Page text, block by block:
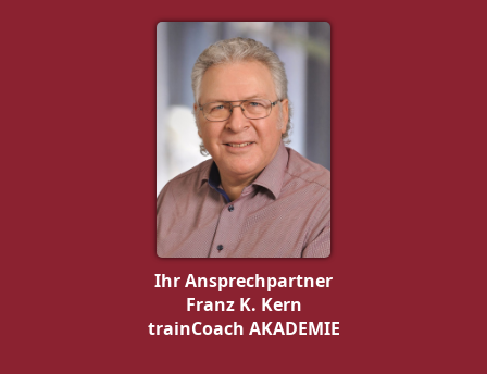
Ihr Ansprechpartner
Franz K. Kern
trainCoach AKADEMIE